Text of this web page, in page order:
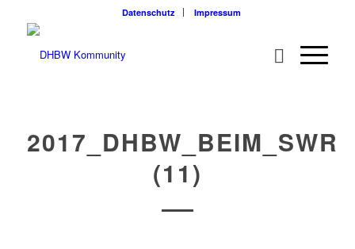
Datenschutz Impressum
2017_DHBW_BEIM_SWR
(11)